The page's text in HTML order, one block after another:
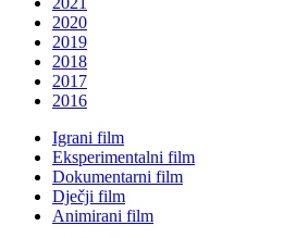
2020
2019
2018
2017
2016
Igrani film
Eksperimentalni film
Dokumentarni film
Dječji film
Animirani film